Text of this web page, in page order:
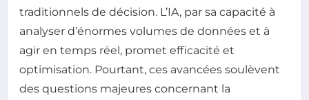
traditionnels de décision. L’IA, par sa capacité à
analyser d’énormes volumes de données et à
agir en temps réel, promet efficacité et
optimisation. Pourtant, ces avancées soulèvent
des questions majeures concernant la